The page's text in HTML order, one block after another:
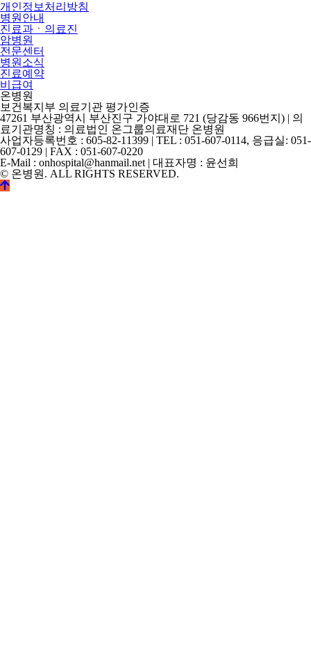
개인정보처리방침
병원안내
진료과ㆍ의료진
암병원
전문센터
병원소식
진료예약
비급여
온병원
보건복지부 의료기관 평가인증
47261 부산광역시 부산진구 가야대로 721 (당감동 966번지) | 의
료기관명칭 : 의료법인 온그룹의료재단 온병원
사업자등록번호 : 605-82-11399 | TEL : 051-607-0114, 응급실: 051-
607-0129 | FAX : 051-607-0220
E-Mail : onhospital@hanmail.net | 대표자명 : 윤선희
© 온병원. ALL RIGHTS RESERVED.
©
k2s0o2d0e0s1i0g1n.